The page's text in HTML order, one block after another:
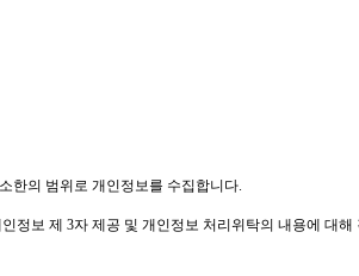
한의 범위로 개인정보를 수집합니다
인정보 제 3자 제공 및 개인정보 처리위탁의 내용에 대해